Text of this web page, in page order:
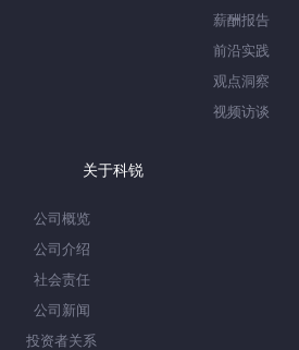
薪酬报告
前沿实践
观点洞察
视频访谈
关于科锐
公司概览
公司介绍
社会责任
公司新闻
投资者关系